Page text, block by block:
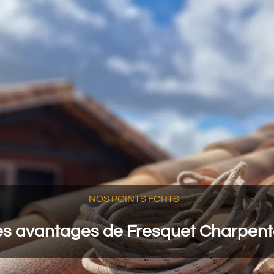
NOS POINTS FORTS
avantages de Fresquet